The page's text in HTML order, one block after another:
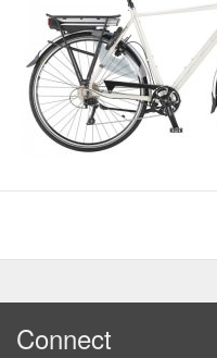
Connect